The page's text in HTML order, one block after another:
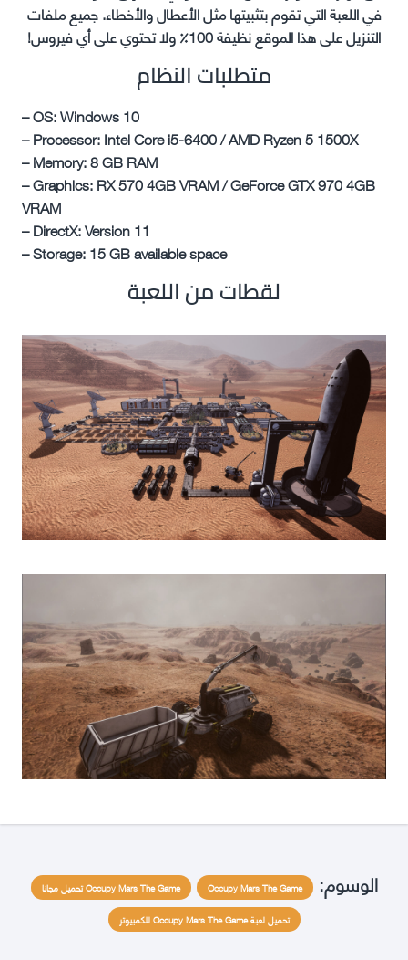
في اللعبة التي تقوم بتثبيتها مثل الأعطال والأخطاء. جميع ملفات
التنزيل على هذا الموقع نظيفة 100٪ ولا تحتوي على أي فيروس!
متطلبات النظام
– OS: Windows 10
– Processor: Intel Core i5-6400 / AMD Ryzen 5 1500X
– Memory: 8 GB RAM
– Graphics: RX 570 4GB VRAM / GeForce GTX 970 4GB
VRAM
– DirectX: Version 11
– Storage: 15 GB available space
لقطات من اللعبة
الوسوم: Occupy Mars The Game
Occupy Mars The Game تحميل مجانا
تحميل لعبة Occupy Mars The Game للكمبيوتر